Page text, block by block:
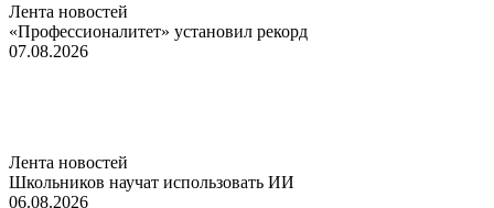
Лента новостей
«Профессионалитет» установил рекорд
07.08.2026
Лента новостей
Школьников научат использовать ИИ
06.08.2026